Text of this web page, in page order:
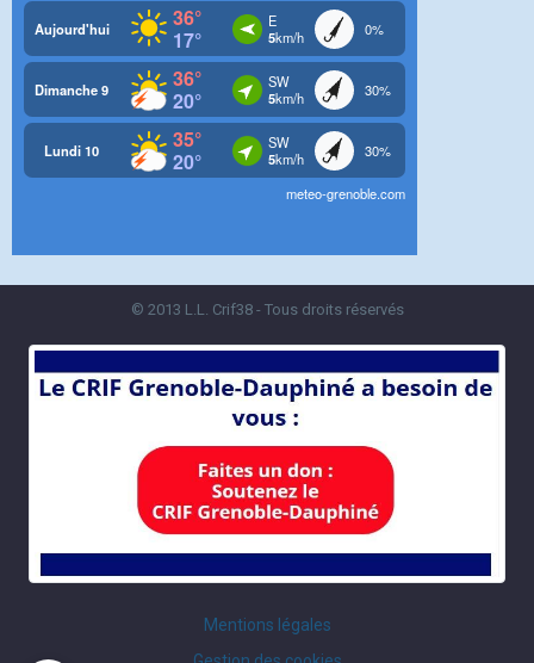
© 2013 L.L. Crif38 - Tous droits réservés
Mentions légales